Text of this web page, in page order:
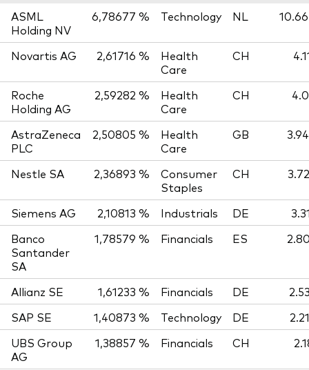
ASML
Holding NV
6,78677 % Technology NL
Novartis AG 2,61716 %
Health
Care
CH
Roche
Holding AG
2,59282 %
Health
Care
CH
AstraZeneca
PLC
2,50805 %
Health
Care
GB
Nestle SA 2,36893 %
Consumer
Staples
CH
Siemens AG 2,10813 % Industrials DE
Banco
Santander
SA
1,78579 % Financials ES
Allianz SE 1,61233 % Financials DE
SAP SE
1,40873 % Technology DE
UBS Group
AG
1,38857 % Financials CH